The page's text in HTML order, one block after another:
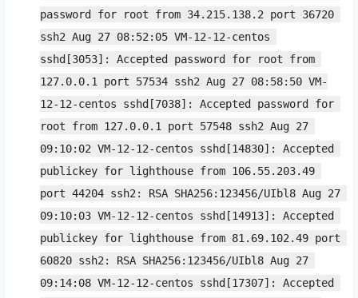
password for root from 34.215.138.2 port 36720
ssh2 Aug 27 08:52:05 VM-12-12-centos
sshd[3053]: Accepted password for root from
127.0.0.1 port 57534 ssh2 Aug 27 08:58:50 VM-
12-12-centos sshd[7038]: Accepted password for
root from 127.0.0.1 port 57548 ssh2 Aug 27
09:10:02 VM-12-12-centos sshd[14830]: Accepted
publickey for lighthouse from 106.55.203.49
port 44204 ssh2: RSA SHA256:123456/UIbl8 Aug 27
09:10:03 VM-12-12-centos sshd[14913]: Accepted
publickey for lighthouse from 81.69.102.49 port
60820 ssh2: RSA SHA256:123456/UIbl8 Aug 27
09:14:08 VM-12-12-centos sshd[17307]: Accepted